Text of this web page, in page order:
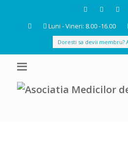
Luni - Vineri: 8.00 -16.00
Doresti sa devii membru?